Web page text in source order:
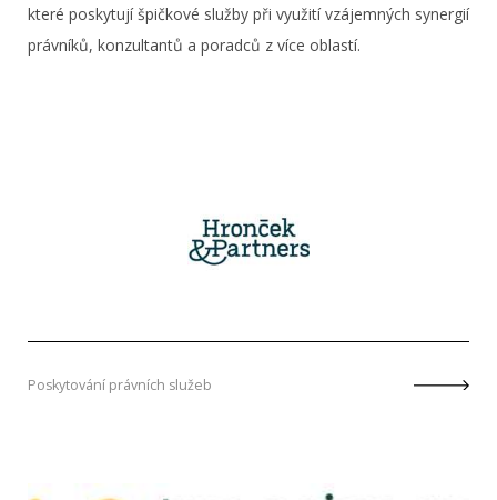
které poskytují špičkové služby při využití vzájemných synergií
právníků, konzultantů a poradců z více oblastí.
Poskytování právních služeb